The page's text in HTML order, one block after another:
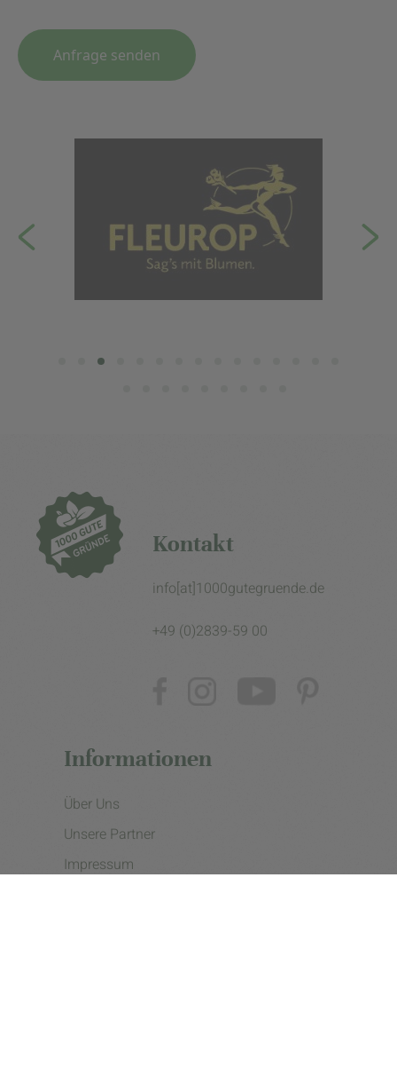
Anfrage senden
Kontakt
info[at]1000gutegruende.de
+49 (0)2839-59 00
Informationen
Über Uns
Unsere Partner
Impressum